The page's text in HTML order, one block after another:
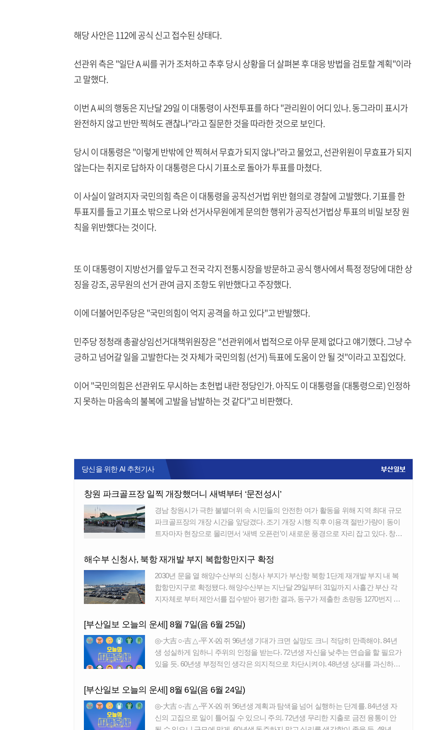
해당 사안은 112에 공식 신고 접수된 상태다.
선관위 측은 "일단 A 씨를 귀가 조처하고 추후 당시 상황을 더 살펴본 후 대응 방법을 검토할 계획"이라
고 말했다.
이번 A 씨의 행동은 지난달 29일 이 대통령이 사전투표를 하다 "관리원이 어디 있나. 동그라미 표시가
완전하지 않고 반만 찍혀도 괜찮나"라고 질문한 것을 따라한 것으로 보인다.
당시 이 대통령은 "이렇게 반밖에 안 찍혀서 무효가 되지 않나"라고 물었고, 선관위원이 무효표가 되지
않는다는 취지로 답하자 이 대통령은 다시 기표소로 돌아가 투표를 마쳤다.
이 사실이 알려지자 국민의힘 측은 이 대통령을 공직선거법 위반 혐의로 경찰에 고발했다. 기표를 한
투표지를 들고 기표소 밖으로 나와 선거사무원에게 문의한 행위가 공직선거법상 투표의 비밀 보장 원
칙을 위반했다는 것이다.
또 이 대통령이 지방선거를 앞두고 전국 각지 전통시장을 방문하고 공식 행사에서 특정 정당에 대한 상
징을 강조, 공무원의 선거 관여 금지 조항도 위반했다고 주장했다.
이에 더불어민주당은 "국민의힘이 억지 공격을 하고 있다"고 반발했다.
민주당 정청래 총괄상임선거대책위원장은 "선관위에서 법적으로 아무 문제 없다고 얘기했다. 그냥 수
긍하고 넘어갈 일을 고발한다는 것 자체가 국민의힘 (선거) 득표에 도움이 안 될 것"이라고 꼬집었다.
이어 "국민의힘은 선관위도 무시하는 초헌법 내란 정당인가. 아직도 이 대통령을 (대통령으로) 인정하
지 못하는 마음속의 불복에 고발을 남발하는 것 같다"고 비판했다.